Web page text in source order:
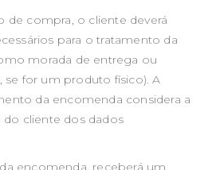
de compra, o cliente deverá
para o tratamento da
morada de entrega ou
se for um produto físico). A
da encomenda considera a
cliente dos dados
encomenda, receberá um